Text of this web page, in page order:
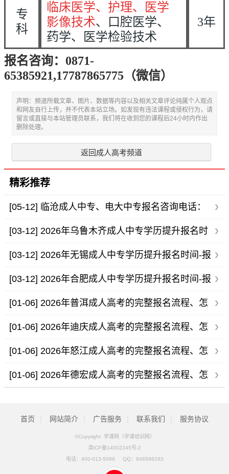
专
科
临床医学、护理、医学
影像技术、口腔医学、
药学、医学检验技术
3年
报名咨询：0871-
65385921,17787865775（微信）
声明：频道所载文章、图片、数据等内容以及相关文章评论纯属个人观点
和网友自行上传，并不代表本站立场。如发现有违法课程或侵权行为，请
留言或直接与本站管理员联系，我们将在收到您的课程后24小时内作出
删除处理。
返回成人高考频道
精彩推荐
[05-12] 临沧成人中专、电大中专报名咨询电话：
133 1252 470
[03-12] 2026年乌鲁木齐成人中专学历提升报名时
间-报名条件
[03-12] 2026年无锡成人中专学历提升报名时间-报
名条件
[03-12] 2026年合肥成人中专学历提升报名时间-报
名条件
[01-06] 2026年普洱成人高考的完整报名流程、怎
么报名
[01-06] 2026年迪庆成人高考的完整报名流程、怎
么报名
[01-06] 2026年怒江成人高考的完整报名流程、怎
么报名
[01-06] 2026年德宏成人高考的完整报名流程、怎
首页 网站简介 广告服务 联系我们 服务协议
©Copyright 学课网（学课培训网）
滇ICP备14002245号-2
电话： 400-013-5099 QQ： 846598293